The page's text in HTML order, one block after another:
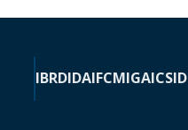
IBRDIDAIFCMIGAICSID